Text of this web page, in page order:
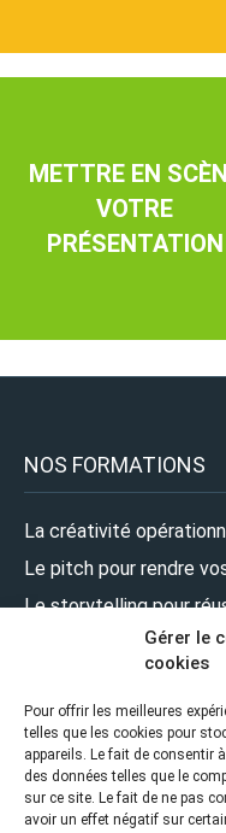
Gérer le
cookies
Pour offrir les meilleures
telles que les cookies pour
appareils. Le fait de consentir
des données telles que le
sur ce site. Le fait de ne pas
avoir un effet négatif sur
METTRE EN
VOTRE
PRÉSENTATION
NOS FORMATIONS
La créativité
Le pitch pour rendre
Le storytelling pour
Le design pour
NOUS SUIVRE